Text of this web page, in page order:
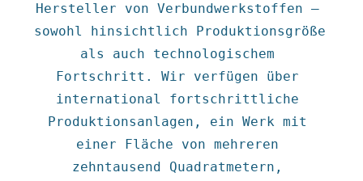
Hersteller von Verbundwerkstoffen –
sowohl hinsichtlich Produktionsgröße
als auch technologischem
Fortschritt. Wir verfügen über
international fortschrittliche
Produktionsanlagen, ein Werk mit
einer Fläche von mehreren
zehntausend Quadratmetern,